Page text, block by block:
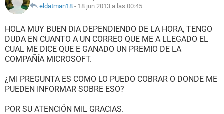
eldatman18 - 18 jun 2013 a las 00:45
HOLA MUY BUEN DIA DEPENDIENDO DE LA HORA, TENGO
DUDA EN CUANTO A UN CORREO QUE ME A LLEGADO EL
CUAL ME DICE QUE E GANADO UN PREMIO DE LA
COMPAÑÍA MICROSOFT.
¿MI PREGUNTA ES COMO LO PUEDO COBRAR O DONDE ME
PUEDEN INFORMAR SOBRE ESO?
POR SU ATENCIÓN MIL GRACIAS.